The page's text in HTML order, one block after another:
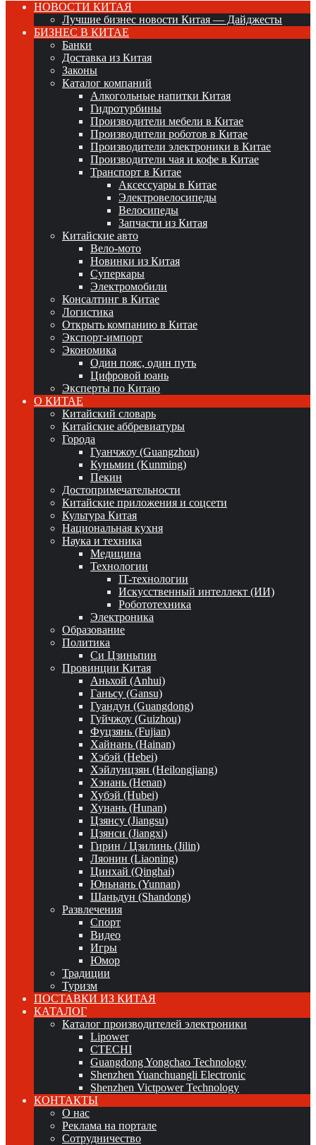
НОВОСТИ КИТАЯ
Лучшие бизнес новости Китая — Дайджесты
БИЗНЕС В КИТАЕ
Банки
Доставка из Китая
Законы
Каталог компаний
Алкогольные напитки Китая
Гидротурбины
Производители мебели в Китае
Производители роботов в Китае
Производители электроники в Китае
Производители чая и кофе в Китае
Транспорт в Китае
Аксессуары в Китае
Электровелосипеды
Велосипеды
Запчасти из Китая
Китайские авто
Вело-мото
Новинки из Китая
Суперкары
Электромобили
Консалтинг в Китае
Логистика
Открыть компанию в Китае
Экспорт-импорт
Экономика
Один пояс, один путь
Цифровой юань
Эксперты по Китаю
О КИТАЕ
Китайский словарь
Китайские аббревиатуры
Города
Гуанчжоу (Guangzhou)
Куньмин (Kunming)
Пекин
Достопримечательности
Китайские приложения и соцсети
Культура Китая
Национальная кухня
Наука и техника
Медицина
Технологии
IT-технологии
Искусственный интеллект (ИИ)
Робототехника
Электроника
Образование
Политика
Си Цзиньпин
Провинции Китая
Аньхой (Anhui)
Ганьсу (Gansu)
Гуандун (Guangdong)
Гуйчжоу (Guizhou)
Фуцзянь (Fujian)
Хайнань (Hainan)
Хэбэй (Hebei)
Хэйлунцзян (Heilongjiang)
Хэнань (Henan)
Хубэй (Hubei)
Хунань (Hunan)
Цзянсу (Jiangsu)
Цзянси (Jiangxi)
Гирин / Цзилинь (Jilin)
Ляонин (Liaoning)
Цинхай (Qinghai)
Юньнань (Yunnan)
Шаньдун (Shandong)
Развлечения
Спорт
Видео
Игры
Юмор
Традиции
Туризм
ПОСТАВКИ ИЗ КИТАЯ
КАТАЛОГ
Каталог производителей электроники
Lipower
CTECHI
Guangdong Yongchao Technology
Shenzhen Yuanchuangli Electronic
Shenzhen Victpower Technology
КОНТАКТЫ
О нас
Реклама на портале
Сотрудничество